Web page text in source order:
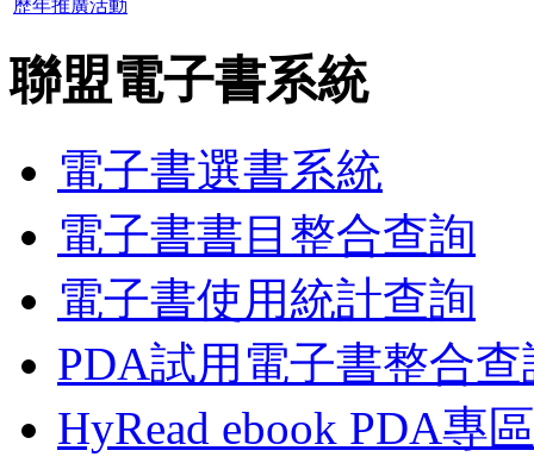
歷年推廣活動
聯盟電子書系統
電子書選書系統
電子書書目整合查詢
電子書使用統計查詢
PDA試用電子書整合查
HyRead ebook PDA專區